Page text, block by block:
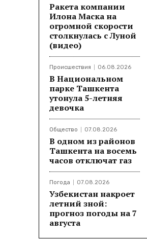
Ракета компании
Илона Маска на
огромной скорости
столкнулась с Луной
(видео)
Происшествия 06.08.2026
В Национальном
парке Ташкента
утонула 5-летняя
девочка
Общество 07.08.2026
В одном из районов
Ташкента на восемь
часов отключат газ
Погода 07.08.2026
Узбекистан накроет
летний зной:
прогноз погоды на 7
августа